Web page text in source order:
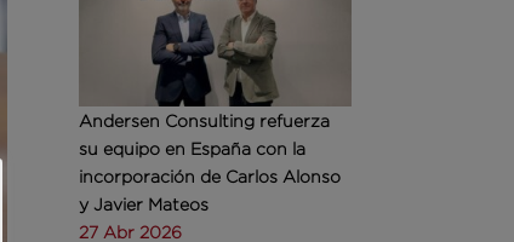
Andersen Consulting refuerza
su equipo en España con la
incorporación de Carlos Alonso
y Javier Mateos
27 Abr 2026